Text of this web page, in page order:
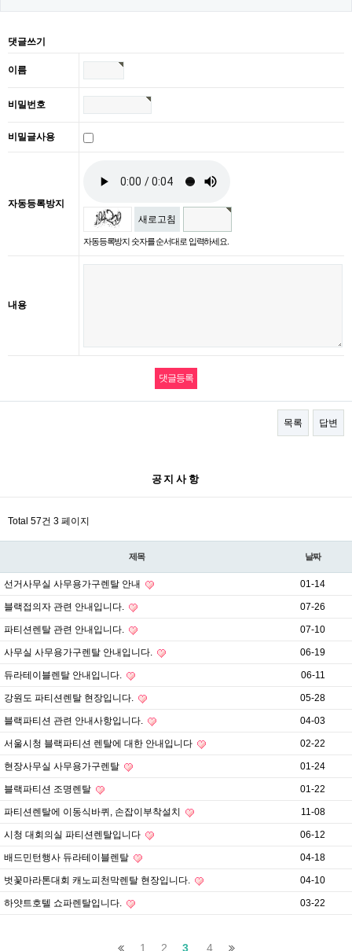
댓글쓰기
이름
비밀번호
비밀글사용
자동등록방지
새로고침
자동등록방지 숫자를 순서대로 입력하세요.
내용
목록 답변
공지사항
Total 57건 3 페이지
제목 날짜
선거사무실 사무용가구렌탈 안내 01-14
블랙접의자 관련 안내입니다. 07-26
파티션렌탈 관련 안내입니다. 07-10
사무실 사무용가구렌탈 안내입니다. 06-19
듀라테이블렌탈 안내입니다. 06-11
강원도 파티션렌탈 현장입니다. 05-28
블랙파티션 관련 안내사항입니다. 04-03
서울시청 블랙파티션 렌탈에 대한 안내입니다 02-22
현장사무실 사무용가구렌탈 01-24
블랙파티션 조명렌탈 01-22
파티션렌탈에 이동식바퀴, 손잡이부착설치 11-08
시청 대회의실 파티션렌탈입니다 06-12
배드민턴행사 듀라테이블렌탈 04-18
벗꽃마라톤대회 캐노피천막렌탈 현장입니다. 04-10
하얏트호텔 쇼파렌탈입니다. 03-22
1 2 3 4